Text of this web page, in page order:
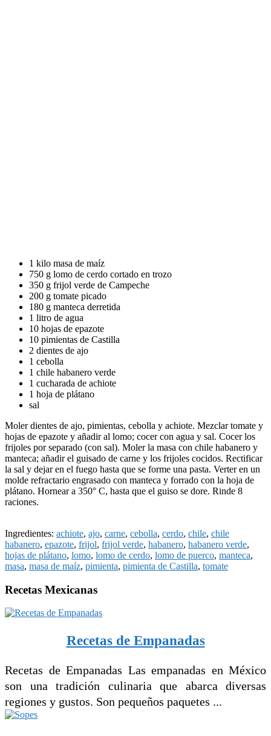
1 kilo masa de maíz
750 g lomo de cerdo cortado en trozo
350 g frijol verde de Campeche
200 g tomate picado
180 g manteca derretida
1 litro de agua
10 hojas de epazote
10 pimientas de Castilla
2 dientes de ajo
1 cebolla
1 chile habanero verde
1 cucharada de achiote
1 hoja de plátano
sal
Moler dientes de ajo, pimientas, cebolla y achiote. Mezclar tomate y
hojas de epazote y añadir al lomo; cocer con agua y sal. Cocer los
frijoles por separado (con sal). Moler la masa con chile habanero y
manteca; añadir el guisado de carne y los frijoles cocidos. Rectificar
la sal y dejar en el fuego hasta que se forme una pasta. Verter en un
molde refractario engrasado con manteca y forrado con la hoja de
plátano. Hornear a 350° C, hasta que el guiso se dore. Rinde 8
raciones.
Ingredientes: achiote, ajo, carne, cebolla, cerdo, chile, chile
habanero, epazote, frijol, frijol verde, habanero, habanero verde,
hojas de plátano, lomo, lomo de cerdo, lomo de puerco, manteca,
masa, masa de maíz, pimienta, pimienta de Castilla, tomate
Recetas Mexicanas
Recetas de Empanadas
Recetas de Empanadas Las empanadas en México
son una tradición culinaria que abarca diversas
regiones y gustos. Son pequeños paquetes ...